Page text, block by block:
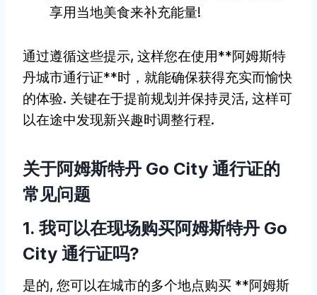
享用当地美食来补充能量!
通过遵循这些提示, 这样您在使用**阿姆斯特
丹城市通行证**时，就能确保获得充实而愉快
的体验. 关键在于提前规划并保持灵活, 这样可
以在途中发现新兴趣时调整行程.
关于阿姆斯特丹 Go City 通行证的
常见问题
1. 我可以在现场购买阿姆斯特丹 Go
City 通行证吗?
是的, 您可以在城市的多个地点购买 **阿姆斯